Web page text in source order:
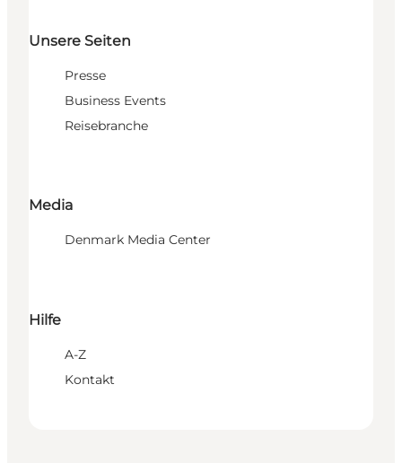
Unsere Seiten
Presse
Business Events
Reisebranche
Media
Denmark Media Center
Hilfe
A-Z
Kontakt